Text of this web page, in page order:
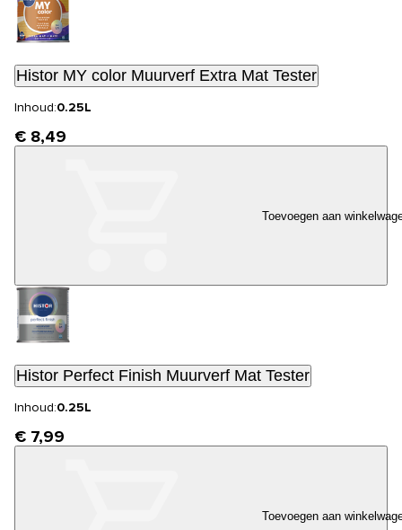
Histor MY color Muurverf Extra Mat Tester
Inhoud:0.25L
€ 8,49
Toevoegen aan
Histor Perfect Finish Muurverf Mat Tester
Inhoud:0.25L
€ 7,99
Toevoegen aan